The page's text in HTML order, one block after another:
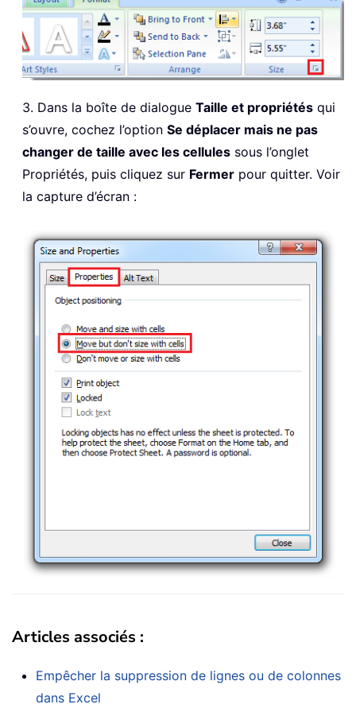
3. Dans la boîte de dialogue Taille et propriétés qui
s’ouvre, cochez l’option Se déplacer mais ne pas
changer de taille avec les cellules sous l’onglet
Propriétés, puis cliquez sur Fermer pour quitter. Voir
la capture d’écran :
Articles associés :
Empêcher la suppression de lignes ou de colonnes
dans Excel